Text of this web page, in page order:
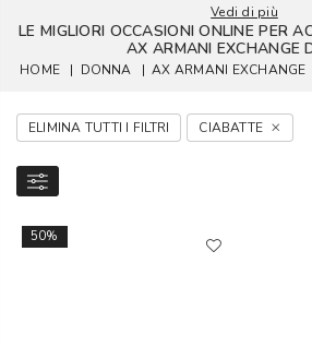
Vedi di più
LE MIGLIORI OCCASIONI ONLINE PER
AX ARMANI EXCHANGE
HOME | DONNA | AX ARMANI EXCHANGE
ELIMINA TUTTI I FILTRI CIABATTE
50%